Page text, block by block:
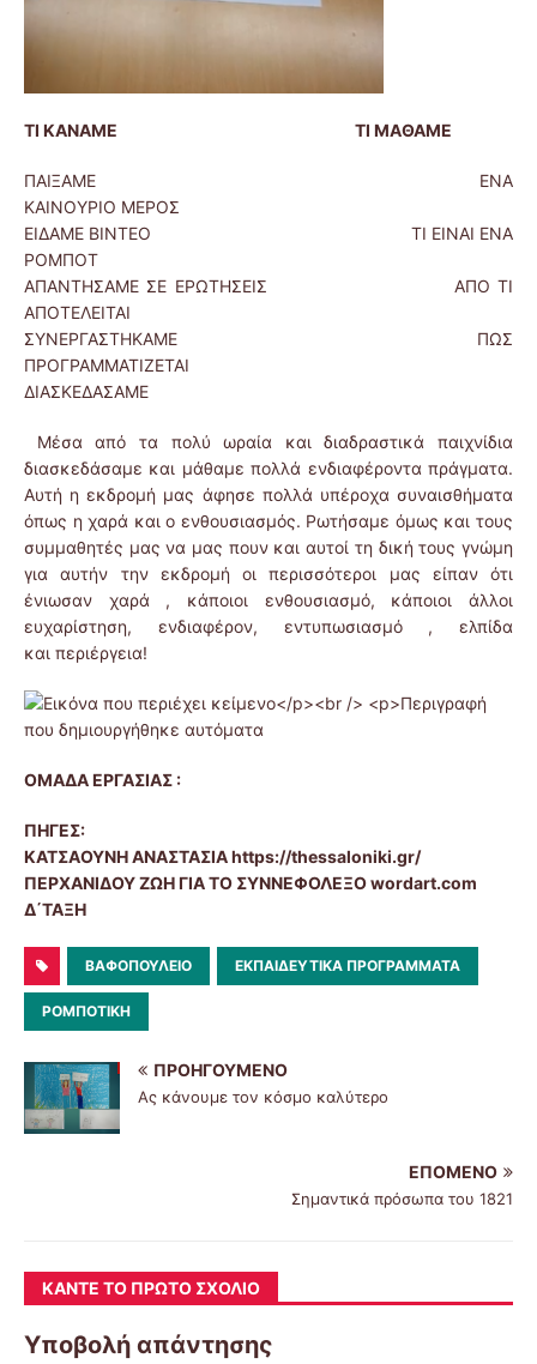
ΤΙ ΚΑΝΑΜΕ ΤΙ ΜΑΘΑΜΕ
ΠΑΙΞΑΜΕ ΕΝΑ
ΚΑΙΝΟΥΡΙΟ ΜΕΡΟΣ
ΕΙΔΑΜΕ ΒΙΝΤΕΟ ΤΙ ΕΙΝΑΙ ΕΝΑ
ΡΟΜΠΟΤ
ΑΠΑΝΤΗΣΑΜΕ ΣΕ ΕΡΩΤΗΣΕΙΣ ΑΠΟ ΤΙ
ΑΠΟΤΕΛΕΙΤΑΙ
ΣΥΝΕΡΓΑΣΤΗΚΑΜΕ ΠΩΣ
ΠΡΟΓΡΑΜΜΑΤΙΖΕΤΑΙ
ΔΙΑΣΚΕΔΑΣΑΜΕ
Μέσα από τα πολύ ωραία και διαδραστικά παιχνίδια
διασκεδάσαμε και μάθαμε πολλά ενδιαφέροντα πράγματα.
Αυτή η εκδρομή μας άφησε πολλά υπέροχα συναισθήματα
όπως η χαρά και ο ενθουσιασμός. Ρωτήσαμε όμως και τους
συμμαθητές μας να μας πουν και αυτοί τη δική τους γνώμη
για αυτήν την εκδρομή οι περισσότεροι μας είπαν ότι
ένιωσαν χαρά , κάποιοι ενθουσιασμό, κάποιοι άλλοι
ευχαρίστηση, ενδιαφέρον, εντυπωσιασμό , ελπίδα
και περιέργεια!
ΟΜΑΔΑ ΕΡΓΑΣΙΑΣ :
ΠΗΓΕΣ:
ΚΑΤΣΑΟΥΝΗ ΑΝΑΣΤΑΣΙΑ https://thessaloniki.gr/
ΠΕΡΧΑΝΙΔΟΥ ΖΩΗ ΓΙΑ ΤΟ ΣΥΝΝΕΦΟΛΕΞΟ wordart.com
Δ΄ΤΑΞΗ
ΒΑΦΟΠΟΎΛΕΙΟ ΕΚΠΑΙΔΕΥΤΙΚΆ ΠΡΟΓΡΆΜΜΑΤΑ
ΡΟΜΠΟΤΙΚΉ
ΠΡΟΗΓΟΎΜΕΝΟ
Ας κάνουμε τον κόσμο καλύτερο
ΕΠΌΜΕΝΟ
Σημαντικά πρόσωπα του 1821
ΚΆΝΤΕ ΤΟ ΠΡΏΤΟ ΣΧΌΛΙΟ
Υποβολή απάντησης